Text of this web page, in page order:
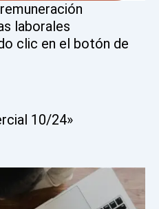
laborales
clic en el botón de
10/24»